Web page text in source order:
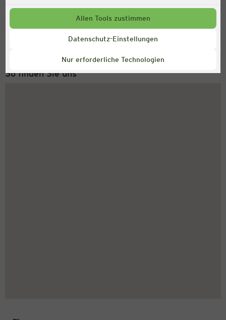
Allen Tools zustimmen
Datenschutz-Einstellungen
Nur erforderliche Technologien
Service Hotline
+43 (0) 1 2675 502
So finden Sie uns